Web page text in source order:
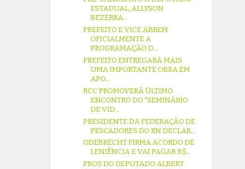
ESTADUAL, ALLYSON
BEZERRA...
PREFEITO E VICE ABREM
OFICIALMENTE A
PROGRAMAÇÃO D...
PREFEITO ENTREGARÁ MAIS
UMA IMPORTANTE OBRA EM
APO...
RCC PROMOVERÁ ÚLTIMO
ENCONTRO DO "SEMINÁRIO
DE VID...
PRESIDENTE DA FEDERAÇÃO DE
PESCADORES DO RN DECLAR...
ODEBRECHT FIRMA ACORDO DE
LENIÊNCIA E VAI PAGAR R$...
PROS DO DEPUTADO ALBERT